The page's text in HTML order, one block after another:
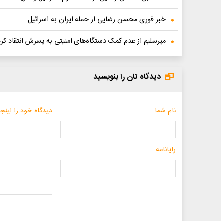
خبر فوری محسن رضایی از حمله ایران به اسرائیل
میرسلیم از عدم کمک دستگاه‌های امنیتی به پسرش انتقاد
دیدگاه تان را بنویسید
نام شما
رایانامه
دیدگاه خود را